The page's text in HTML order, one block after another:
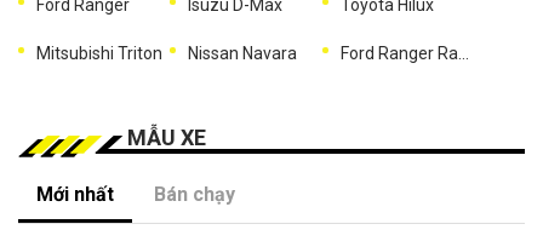
Ford Ranger Isuzu D-Max Toyota Hilux
Mitsubishi Triton Nissan Navara
MẪU XE
Mới nhất Bán chạy